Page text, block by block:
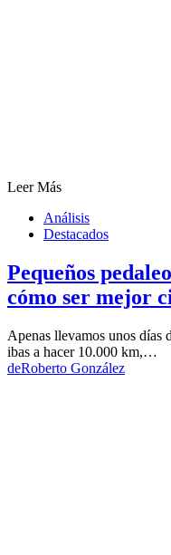
Leer Más
Análisis
Destacados
Pequeños
cómo ser mejor
Apenas llevamos unos días
ibas a hacer 10.000 km,…
deRoberto González